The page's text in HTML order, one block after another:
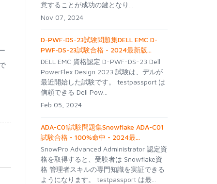
意することが成功の鍵となり...
Nov 07, 2024
D-PWF-DS-23試験問題集DELL EMC D-
PWF-DS-23試験合格 - 2024最新版...
DELL EMC 資格認定 D-PWF-DS-23 Dell
PowerFlex Design 2023 試験は、デルが
最近開始した試験です。 testpassport は
信頼できる Dell Pow...
Feb 05, 2024
ADA-C01試験問題集Snowflake ADA-C01
試験合格 - 100%命中 - 2024最...
SnowPro Advanced Administrator 認定資
格を取得すると、受験者は Snowflake資
格 管理者スキルの専門知識を実証できる
ようになります。 testpassport は最...